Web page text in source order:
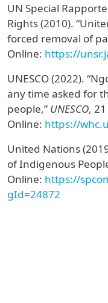
UN Special
Rights (2010).
forced removal of
Online: https://
UNESCO (2022).
any time asked for
people,” UNESCO,
Online: https://
United Nations
of Indigenous
Online: https://
gId=24872